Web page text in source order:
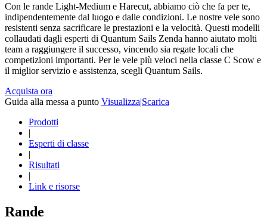
Con le rande Light-Medium e Harecut, abbiamo ciò che fa per te,
indipendentemente dal luogo e dalle condizioni. Le nostre vele sono
resistenti senza sacrificare le prestazioni e la velocità. Questi modelli
collaudati dagli esperti di Quantum Sails Zenda hanno aiutato molti
team a raggiungere il successo, vincendo sia regate locali che
competizioni importanti. Per le vele più veloci nella classe C Scow e
il miglior servizio e assistenza, scegli Quantum Sails.
Acquista ora
Guida alla messa a punto Visualizza|Scarica
Prodotti
|
Esperti di classe
|
Risultati
|
Link e risorse
Rande